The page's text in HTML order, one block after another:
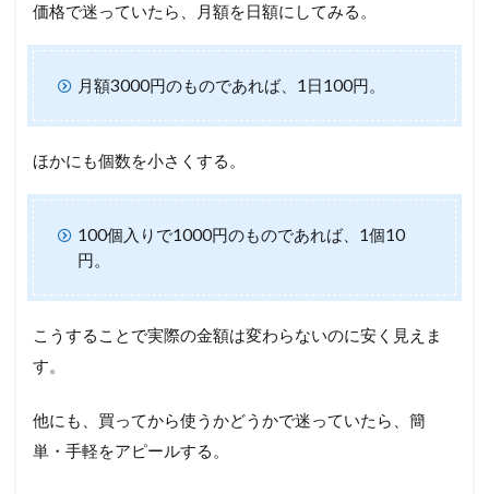
価格で迷っていたら、月額を日額にしてみる。
月額3000円のものであれば、1日100円。
ほかにも個数を小さくする。
100個入りで1000円のものであれば、1個10
円。
こうすることで実際の金額は変わらないのに安く見えま
す。
他にも、買ってから使うかどうかで迷っていたら、簡
単・手軽をアピールする。